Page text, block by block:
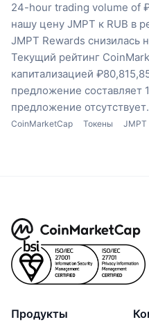
24-hour trading volume of
нашу цену JMPT к RUB в
JMPT Rewards снизилась
Текущий рейтинг
капитализацией
предложение составляет
предложение отсутствует.
CoinMarketCap Токены JMPT
Продукты